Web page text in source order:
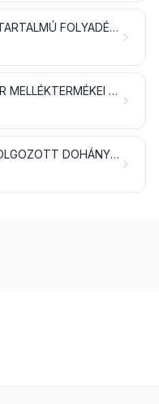
ITALOK, ALKOHOLTARTALMÚ FOLYADÉKOK ÉS ECET
AZ ÉLELMISZERIPAR MELLÉKTERMÉKEI ÉS HULLADÉKAI; ELKÉSZÍTETT ÁLLATI TAKARMÁNY
DOHÁNY ÉS FELDOLGOZOTT DOHÁNYPÓTLÓK; ÉGÉS NÉLKÜLI BELÉGZÉSRE SZÁNT TERMÉKEK, NIKOTINTARTALOMMAL IS; AZ EMBERI SZERVEZETBE VALÓ NIKOTINBEVITELRE SZÁNT MÁS NIKOTINTARTALMÚ TERMÉKEK